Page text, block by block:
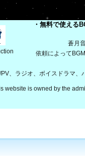
・無料で使える
蒼月
依頼によって
、ラジオ、ボイスドラマ
website is owned by the